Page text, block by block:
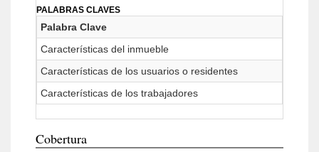
PALABRAS CLAVES
Palabra Clave
Características del inmueble
Características de los usuarios o residentes
Características de los trabajadores
Cobertura